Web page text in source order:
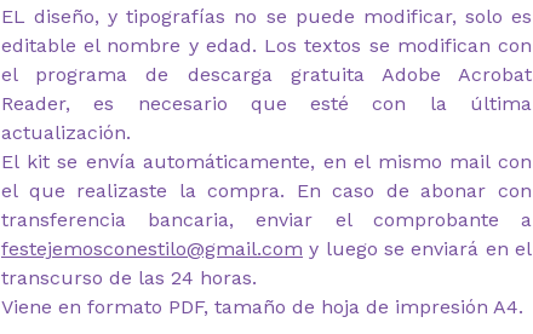
EL diseño, y tipografías no se puede modificar, solo es
editable el nombre y edad. Los textos se modifican con
el programa de descarga gratuita Adobe Acrobat
Reader, es necesario que esté con la última
actualización.
El kit se envía automáticamente, en el mismo mail con
el que realizaste la compra. En caso de abonar con
transferencia bancaria, enviar el comprobante a
festejemosconestilo@gmail.com y luego se enviará en el
transcurso de las 24 horas.
Viene en formato PDF, tamaño de hoja de impresión A4.